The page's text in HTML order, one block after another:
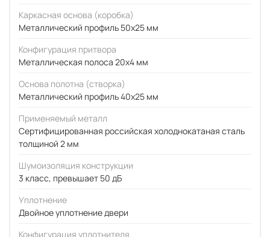
Каркасная основа (коробка)
Металлический профиль 50x25 мм
Конфигурация притвора
Металлическая полоса 20x4 мм
Основа полотна (створка)
Металлический профиль 40x25 мм
Применяемый металл
Сертифицированная российская холоднокатаная сталь
толщиной 2 мм
Шумоизоляция конструкции
3 класс, превышает 50 дБ
Уплотнение
Двойное уплотнение двери
Конфигурация уплотнителя